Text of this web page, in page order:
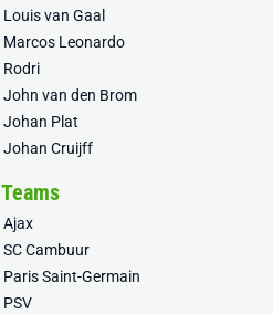
Louis van Gaal
Marcos Leonardo
Rodri
John van den Brom
Johan Plat
Johan Cruijff
Teams
Ajax
SC Cambuur
Paris Saint-Germain
PSV